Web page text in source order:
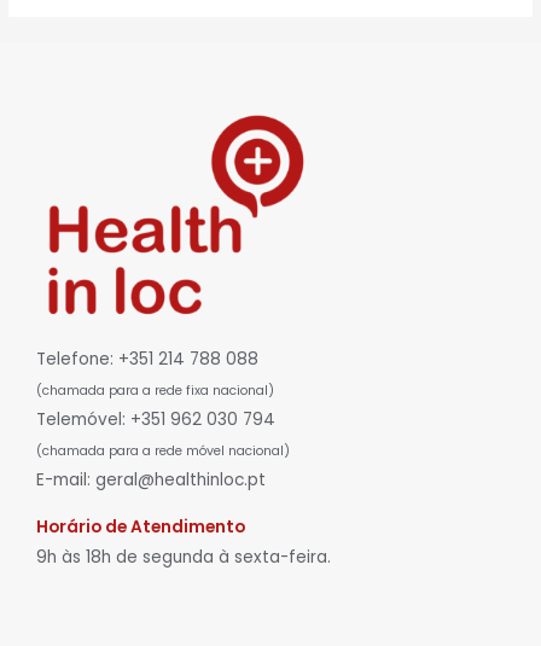
Telefone: +351 214 788 088
(chamada para a rede fixa nacional)
Telemóvel: +351 962 030 794
(chamada para a rede móvel nacional)
E-mail: geral@healthinloc.pt
Horário de Atendimento
9h às 18h de segunda à sexta-feira.